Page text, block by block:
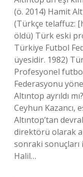
(ö. 2014) Hamit
(Türkçe telaffuz:
öldü) Türk eski
Türkiye Futbol
üyesidir. 1982)
Profesyonel
Federasyonu
Altıntop ayrıldı
Ceyhun Kazancı,
Altıntop’tan
direktörü olarak
sonraki sonuçları
Halil…